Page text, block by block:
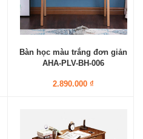
Bàn học màu trắng đơn giản
AHA-PLV-BH-006
2.890.000 ₫